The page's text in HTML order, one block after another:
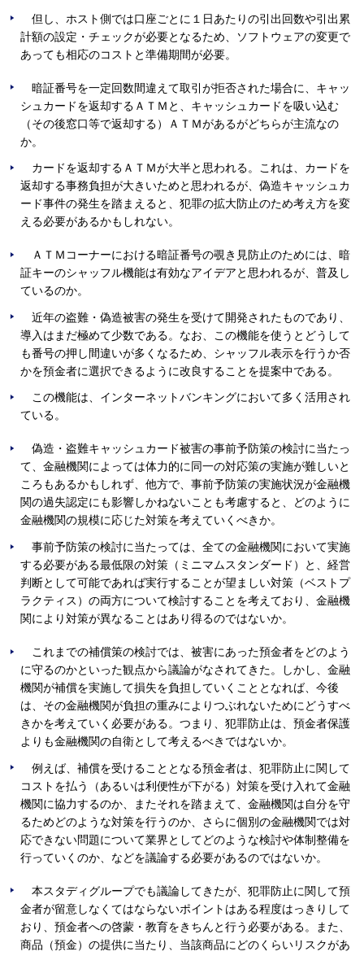
但し、ホスト側では口座ごとに１日あたりの引出回数や引出累
計額の設定・チェックが必要となるため、ソフトウェアの変更で
あっても相応のコストと準備期間が必要。
暗証番号を一定回数間違えて取引が拒否された場合に、キャッ
シュカードを返却するＡＴＭと、キャッシュカードを吸い込む
（その後窓口等で返却する）ＡＴＭがあるがどちらが主流なの
か。
カードを返却するＡＴＭが大半と思われる。これは、カードを
返却する事務負担が大きいためと思われるが、偽造キャッシュカ
ード事件の発生を踏まえると、犯罪の拡大防止のため考え方を変
える必要があるかもしれない。
ＡＴＭコーナーにおける暗証番号の覗き見防止のためには、暗
証キーのシャッフル機能は有効なアイデアと思われるが、普及し
ているのか。
近年の盗難・偽造被害の発生を受けて開発されたものであり、
導入はまだ極めて少数である。なお、この機能を使うとどうして
も番号の押し間違いが多くなるため、シャッフル表示を行うか否
かを預金者に選択できるように改良することを提案中である。
この機能は、インターネットバンキングにおいて多く活用され
ている。
偽造・盗難キャッシュカード被害の事前予防策の検討に当たっ
て、金融機関によっては体力的に同一の対応策の実施が難しいと
ころもあるかもしれず、他方で、事前予防策の実施状況が金融機
関の過失認定にも影響しかねないことも考慮すると、どのように
金融機関の規模に応じた対策を考えていくべきか。
事前予防策の検討に当たっては、全ての金融機関において実施
する必要がある最低限の対策（ミニマムスタンダード）と、経営
判断として可能であれば実行することが望ましい対策（ベストプ
ラクティス）の両方について検討することを考えており、金融機
関により対策が異なることはあり得るのではないか。
これまでの補償策の検討では、被害にあった預金者をどのよう
に守るのかといった観点から議論がなされてきた。しかし、金融
機関が補償を実施して損失を負担していくこととなれば、今後
は、その金融機関が負担の重みによりつぶれないためにどうすべ
きかを考えていく必要がある。つまり、犯罪防止は、預金者保護
よりも金融機関の自衛として考えるべきではないか。
例えば、補償を受けることとなる預金者は、犯罪防止に関して
コストを払う（あるいは利便性が下がる）対策を受け入れて金融
機関に協力するのか、またそれを踏まえて、金融機関は自分を守
るためどのような対策を行うのか、さらに個別の金融機関では対
応できない問題について業界としてどのような検討や体制整備を
行っていくのか、などを議論する必要があるのではないか。
本スタディグループでも議論してきたが、犯罪防止に関して預
金者が留意しなくてはならないポイントはある程度はっきりして
おり、預金者への啓蒙・教育をきちんと行う必要がある。また、
商品（預金）の提供に当たり、当該商品にどのくらいリスクがあ